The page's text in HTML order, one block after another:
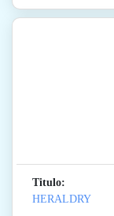
Titulo:
HERALDRY